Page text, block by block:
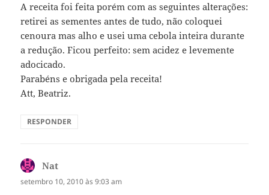
A receita foi feita porém com as seguintes alterações:
retirei as sementes antes de tudo, não coloquei
cenoura mas alho e usei uma cebola inteira durante
a redução. Ficou perfeito: sem acidez e levemente
adocicado.
Parabéns e obrigada pela receita!
Att, Beatriz.
RESPONDER
Nat
setembro 10, 2010 às 9:03 am